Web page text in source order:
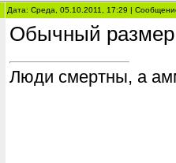
Дата: Среда, 05.10.2011, 17:29 |
Обычный
Люди смертны, а